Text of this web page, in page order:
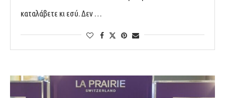
καταλάβετε κι εσύ. Δεν …